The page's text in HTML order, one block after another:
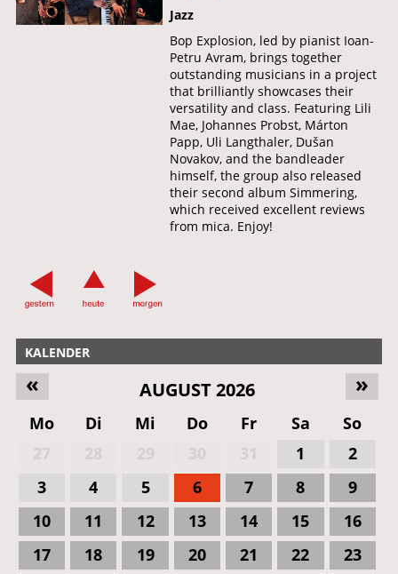
Jazz
Bop Explosion, led by pianist Ioan-
Petru Avram, brings together
outstanding musicians in a project
that brilliantly showcases their
versatility and class. Featuring Lili
Mae, Johannes Probst, Márton
Papp, Uli Langthaler, Dušan
Novakov, and the bandleader
himself, the group also released
their second album Simmering,
which received excellent reviews
from mica. Enjoy!
KALENDER
»
« AUGUST 2026
Mo Di Mi Do Fr Sa
So
1
2
3
4 5 6 7 8
9
10
11 12 13 14 15
16
17
18 19 20 21 22
23